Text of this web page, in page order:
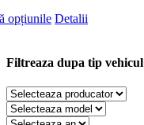
opțiunile Acest
mai
variații.
Opțiunile
pot
Detalii
Filtreaza dupa tip vehicul